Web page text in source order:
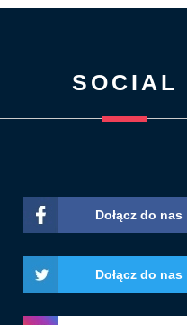
SOCIAL
Dołącz do nas
Dołącz do nas